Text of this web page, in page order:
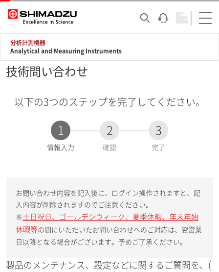
分析計測機器
Analytical and Measuring Instruments
技術問い合わせ
以下の3つのステップを完了してください。
1
現
情報入力
2
確認
3
完了
お問い合わせ内容を記入後に、ログイン操作されますと、記
入内容が削除されますのでご注意ください。
※ 土日祝日、ゴールデンウィーク、夏季休暇、年末年始
休暇等の間にいただいたお問い合わせへのご対応は、翌営業
日以降となる場合がございます。予めご了承ください。
製品のメンテナンス、設定などに関するご質問を、(